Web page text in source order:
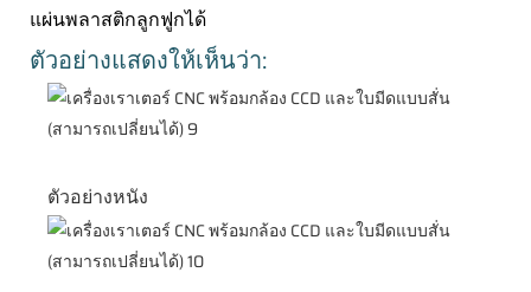
แผ่นพลาสติกลูกฟูกได้
ตัวอย่างแสดงให้เห็นว่า:
ตัวอย่างหนัง